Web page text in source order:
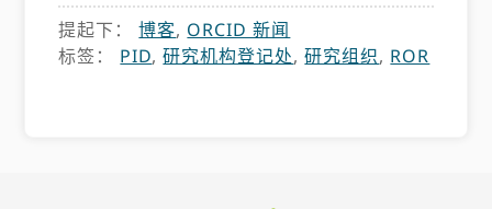
提起下：博客, ORCID 新闻
标签： PID,研究机构登记处,研究组织, ROR